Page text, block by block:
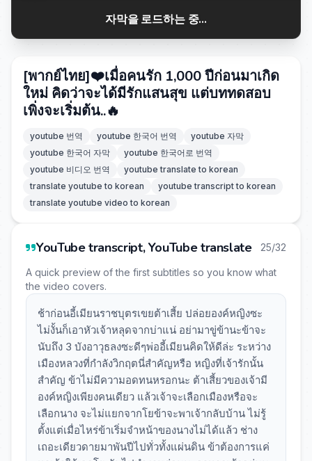
자막을 로드하는 중...
[พากย์ไทย]❤️เมื่อคนรัก 1,000 ปีก่อนมาเกิด
ใหม่ คิดว่าจะได้มีรักแสนสุข แต่บททดสอบ
เพิ่งจะเริ่มต้น..🔥
youtube 번역 youtube 한국어 번역
youtube 자막
youtube 한국어 자막
youtube 한국어로 번역
youtube 비디오 번역
youtube translate to korean
translate youtube to korean
youtube transcript to korean
translate youtube video to korean
YouTube transcript, YouTube translate 25/32
A quick preview of the first subtitles so you know what
the video covers.
ช้าก่อนอี้เมียนราชบุตรเขยต้าเสี้ย ปล่อยองค์หญิงซะ
ไม่งั้นก็เอาหัวเจ้าหลุดจากบ่าแน่ อย่ามาขู่ข้านะข้าจะ
นับถึง 3 บังอาวุธลงซะดีๆพ่ออี้เมียนคิดให้ดีล่ะ ระหว่าง
เมืองหลวงที่กำลังวิกฤตนี่สำคัญหรือ หญิงที่เจ้ารักนั้น
สำคัญ ข้าไม่มีความอดทนหรอกนะ ต้าเสี้ยวของเจ้ามี
องค์หญิงเพียงคนเดียว แล้วเจ้าจะเลือกเมืองหรือจะ
เลือกนาง จะไม่แยกจากโยข้าจะพาเจ้ากลับบ้าน ไม่รู้
ตั้งแต่เมื่อไหร่ข้าเริ่มจำหน้าของนางไม่ได้แล้ว ช่าง
เถอะเดียวดายมาพันปีไปทั่วทั้งแผ่นดิน ข้าต้องการแค่